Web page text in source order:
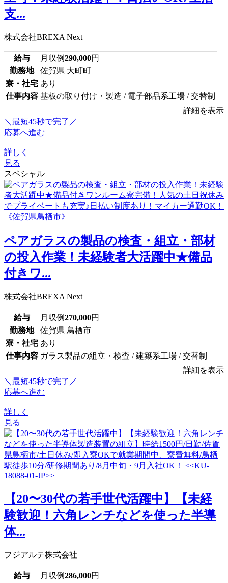
支...
株式会社BREXA Next
給与 月収例290,000円
勤務地
佐賀県 大町町
寮・社宅 あり
仕事内容 基板の取り付け・製造 / 電子部品系工場 / 交替制
詳細を表示
＼最短45秒で完了／
応募へ進む
詳しく
見る
スペシャル
ペアガラスの製品の検査・組立・部材
の投入作業！未経験者大活躍中★備品
付きワ...
株式会社BREXA Next
給与 月収例270,000円
勤務地
佐賀県 鳥栖市
寮・社宅 あり
仕事内容 ガラス製品の組立・検査 / 建築系工場 / 交替制
詳細を表示
＼最短45秒で完了／
応募へ進む
詳しく
見る
【20〜30代の若手世代活躍中】【未経
験歓迎！六角レンチなどを使った半導
体...
フジアルテ株式会社
給与 月収例286,000円